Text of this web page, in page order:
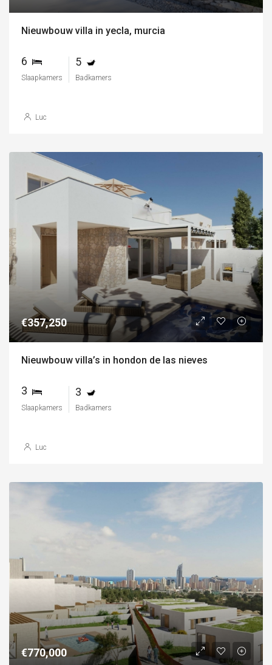
Nieuwbouw villa in yecla, murcia
6
Slaapkamers
5
Badkamers
Luc
€357,250
Nieuwbouw villa’s in hondon de las nieves
3
Slaapkamers
3
Badkamers
Luc
€770,000